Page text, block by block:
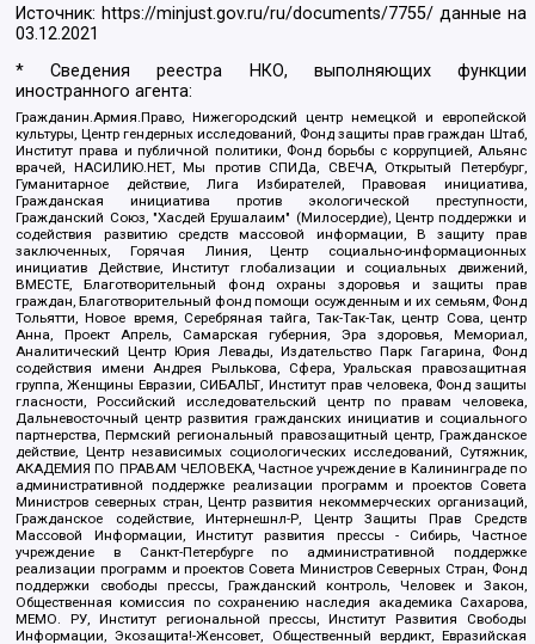
Источник: https://minjust.gov.ru/ru/documents/7755/ данные на
03.12.2021
* Сведения реестра НКО, выполняющих функции
иностранного агента:
Гражданин.Армия.Право, Нижегородский центр немецкой и европейской
культуры, Центр гендерных исследований, Фонд защиты прав граждан Штаб,
Институт права и публичной политики, Фонд борьбы с коррупцией, Альянс
врачей, НАСИЛИЮ.НЕТ, Мы против СПИДа, СВЕЧА, Открытый Петербург,
Гуманитарное действие, Лига Избирателей, Правовая инициатива,
Гражданская инициатива против экологической преступности,
Гражданский Союз, "Хасдей Ерушалаим" (Милосердие), Центр поддержки и
содействия развитию средств массовой информации, В защиту прав
заключенных, Горячая Линия, Центр социально-информационных
инициатив Действие, Институт глобализации и социальных движений,
ВМЕСТЕ, Благотворительный фонд охраны здоровья и защиты прав
граждан, Благотворительный фонд помощи осужденным и их семьям, Фонд
Тольятти, Новое время, Серебряная тайга, Так-Так-Так, центр Сова, центр
Анна, Проект Апрель, Самарская губерния, Эра здоровья, Мемориал,
Аналитический Центр Юрия Левады, Издательство Парк Гагарина, Фонд
содействия имени Андрея Рылькова, Сфера, Уральская правозащитная
группа, Женщины Евразии, СИБАЛЬТ, Институт прав человека, Фонд защиты
гласности, Российский исследовательский центр по правам человека,
Дальневосточный центр развития гражданских инициатив и социального
партнерства, Пермский региональный правозащитный центр, Гражданское
действие, Центр независимых социологических исследований, Сутяжник,
АКАДЕМИЯ ПО ПРАВАМ ЧЕЛОВЕКА, Частное учреждение в Калининграде по
административной поддержке реализации программ и проектов Совета
Министров северных стран, Центр развития некоммерческих организаций,
Гражданское содействие, Интернешнл-Р, Центр Защиты Прав Средств
Массовой Информации, Институт развития прессы - Сибирь, Частное
учреждение в Санкт-Петербурге по административной поддержке
реализации программ и проектов Совета Министров Северных Стран, Фонд
поддержки свободы прессы, Гражданский контроль, Человек и Закон,
Общественная комиссия по сохранению наследия академика Сахарова,
МЕМО. РУ, Институт региональной прессы, Институт Развития Свободы
Информации, Экозащита!-Женсовет, Общественный вердикт, Евразийская